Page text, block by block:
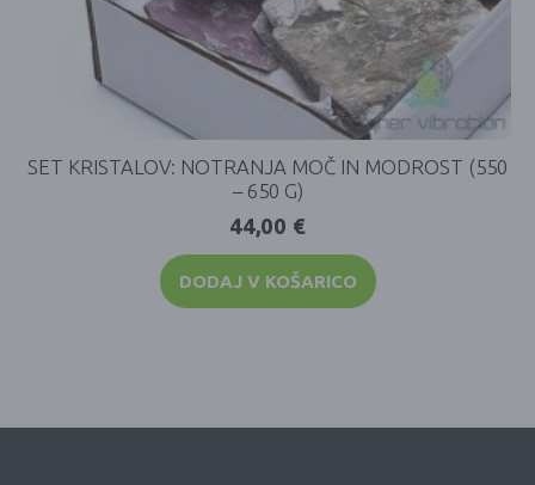
SET KRISTALOV: NOTRANJA MOČ IN MODROST (550
– 650 G)
44,00 €
DODAJ V KOŠARICO